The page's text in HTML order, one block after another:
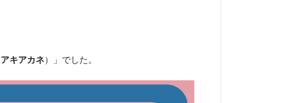
アキアカネ）」でした。